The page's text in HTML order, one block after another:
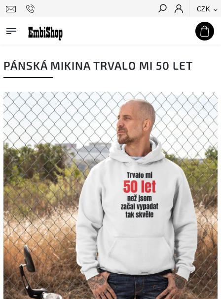
CZK
Hledat
PÁNSKÁ MIKINA TRVALO MI 50 LET